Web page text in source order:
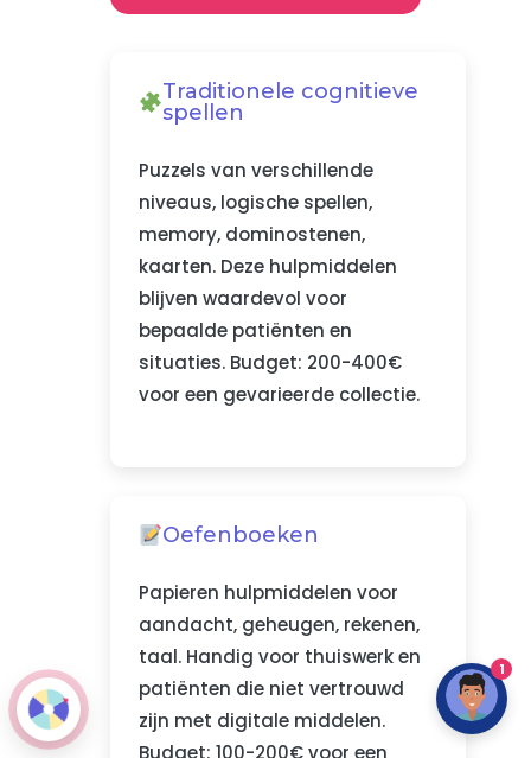
Traditionele cognitieve
spellen
Puzzels van verschillende
niveaus, logische spellen,
memory, dominostenen,
kaarten. Deze hulpmiddelen
blijven waardevol voor
bepaalde patiënten en
situaties. Budget: 200-400€
voor een gevarieerde collectie.
Oefenboeken
Papieren hulpmiddelen voor
aandacht, geheugen, rekenen,
taal. Handig voor thuiswerk en
patiënten die niet vertrouwd
zijn met digitale middelen.
Budget: 100-200€ voor een
1